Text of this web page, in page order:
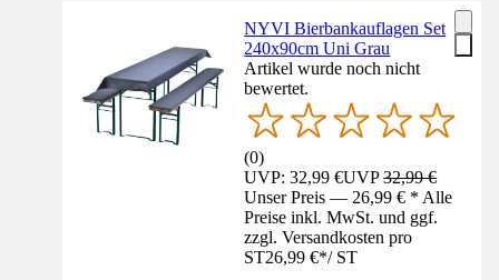
NYVI Bierbankauflagen Set
240x90cm Uni Grau
Artikel wurde noch nicht
bewertet.
(0)
UVP: 32,99 €UVP32,99 €
Unser Preis — 26,99 € * Alle
Preise inkl. MwSt. und ggf.
zzgl. Versandkosten pro
ST26,99 €*/ ST